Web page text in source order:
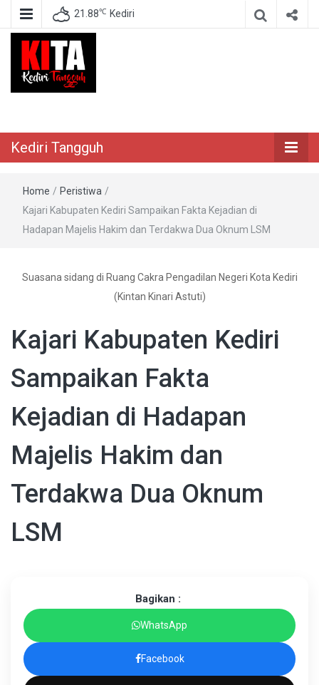
21.88℃ Kediri
Kediri Tangguh
Home / Peristiwa /
Kajari Kabupaten Kediri Sampaikan Fakta Kejadian di
Hadapan Majelis Hakim dan Terdakwa Dua Oknum LSM
Suasana sidang di Ruang Cakra Pengadilan Negeri Kota Kediri
(Kintan Kinari Astuti)
Kajari Kabupaten Kediri
Sampaikan Fakta
Kejadian di Hadapan
Majelis Hakim dan
Terdakwa Dua Oknum
LSM
Bagikan :
WhatsApp
Facebook